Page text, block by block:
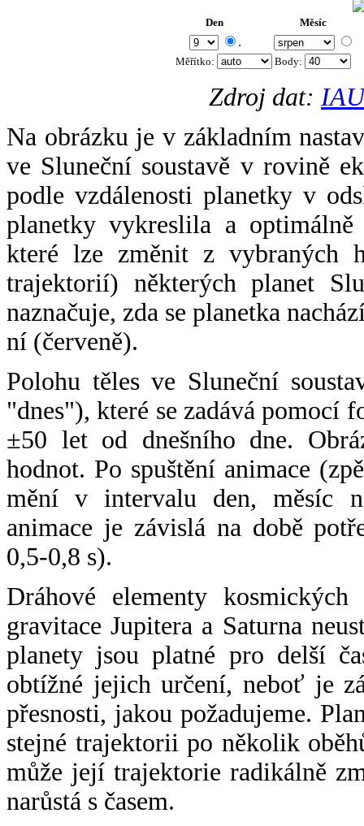
Den Měsíc
.
Měřítko: Body:
Zdroj dat:
Na obrázku je v základním
ve Sluneční soustavě v rovině
podle vzdálenosti planetky v
planetky vykreslila a
které lze změnit z vybraných
trajektorií) některých planet
naznačuje, zda se planetka
ní (červeně).
Polohu těles ve Sluneční
"dnes"), které se zadává pomocí
±50 let od dnešního dne.
hodnot. Po spuštění animace
mění v intervalu den, měsíc
animace je závislá na době
0,5-0,8 s).
Dráhové elementy
gravitace Jupitera a Saturna
planety jsou platné pro delší
obtížné jejich určení, neboť je
přesnosti, jakou požadujeme.
stejné trajektorii po několik
může její trajektorie radikálně
narůstá s časem.